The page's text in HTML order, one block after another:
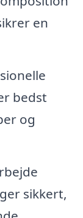
en
bedst
og
sikkert,